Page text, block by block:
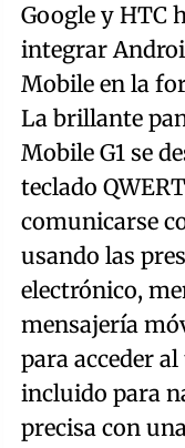
Google y HTC
integrar
Mobile en la
La brillante
Mobile G1 se
teclado
comunicarse
usando las
electrónico,
mensajería
para acceder
incluido para
precisa con